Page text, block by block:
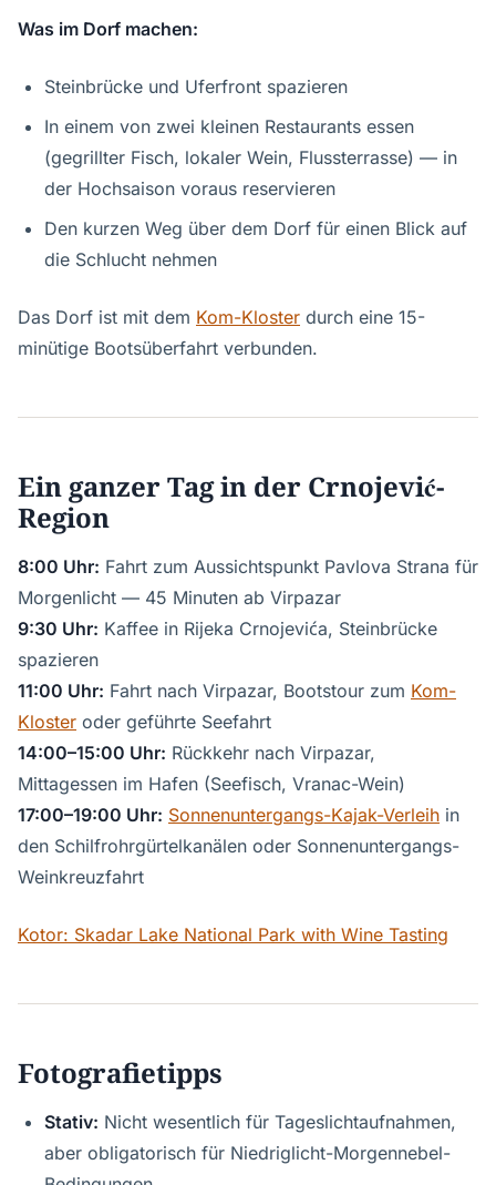
Was im Dorf machen:
Steinbrücke und Uferfront spazieren
In einem von zwei kleinen Restaurants essen
(gegrillter Fisch, lokaler Wein, Flussterrasse) — in
der Hochsaison voraus reservieren
Den kurzen Weg über dem Dorf für einen Blick auf
die Schlucht nehmen
Das Dorf ist mit dem Kom-Kloster durch eine 15-
minütige Bootsüberfahrt verbunden.
Ein ganzer Tag in der Crnojević-
Region
8:00 Uhr: Fahrt zum Aussichtspunkt Pavlova Strana für
Morgenlicht — 45 Minuten ab Virpazar
9:30 Uhr: Kaffee in Rijeka Crnojevića, Steinbrücke
spazieren
11:00 Uhr: Fahrt nach Virpazar, Bootstour zum Kom-
Kloster oder geführte Seefahrt
14:00–15:00 Uhr: Rückkehr nach Virpazar,
Mittagessen im Hafen (Seefisch, Vranac-Wein)
17:00–19:00 Uhr: Sonnenuntergangs-Kajak-Verleih in
den Schilfrohrgürtelkanälen oder Sonnenuntergangs-
Weinkreuzfahrt
Kotor: Skadar Lake National Park with Wine Tasting
Fotografietipps
Stativ: Nicht wesentlich für Tageslichtaufnahmen,
aber obligatorisch für Niedriglicht-Morgennebel-